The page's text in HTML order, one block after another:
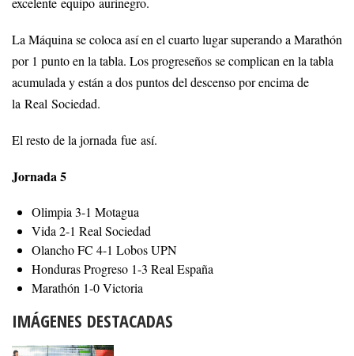
La Máquina se coloca así en el cuarto lugar superando a Marathón
por 1 punto en la tabla. Los progreseños se complican en la tabla
acumulada y están a dos puntos del descenso por encima de
la Real Sociedad.
El resto de la jornada fue así.
Jornada 5
Olimpia 3-1 Motagua
Vida 2-1 Real Sociedad
Olancho FC 4-1 Lobos UPN
Honduras Progreso 1-3 Real España
Marathón 1-0 Victoria
IMÁGENES DESTACADAS